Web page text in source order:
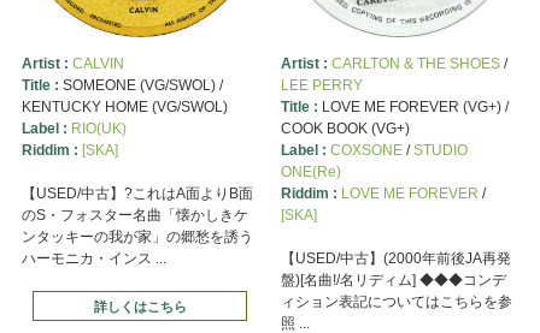
Artist : CALVIN
Title : SOMEONE (VG/SWOL) /
KENTUCKY HOME (VG/SWOL)
Label : RIO(UK)
Riddim : [SKA]
【USED/中古】?これはA面よりB面
のS・フォスター名曲「懐かしきケ
ンタッキーの我が家」の郷愁を誘う
ハーモニカ・インス ...
詳しくはこちら
Artist : CARLTON & THE SHOES/
LEE PERRY
Title : LOVE ME FOREVER (VG+) /
COOK BOOK (VG+)
Label : COXSONE/STUDIO
ONE(Re)
Riddim : LOVE ME FOREVER /
[SKA]
【USED/中古】(2000年前後JA再発
盤)[名曲!/名リディム] ◆◆◆コンデ
ィション表記についてはこちらを参
照 ...